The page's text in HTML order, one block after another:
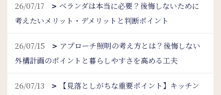
26/07/17
ベランダは本当に必要？後悔しないために
考えたいメリット・デメリットと判断ポイント
26/07/15
アプローチ照明の考え方とは？後悔しない
外構計画のポイントと暮らしやすさを高める工夫
26/07/13
【見落としがちな重要ポイント】キッチン